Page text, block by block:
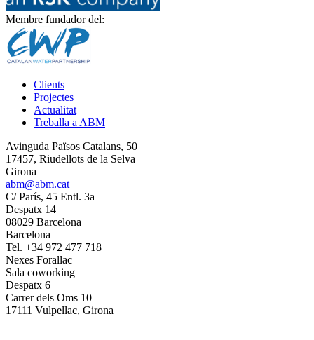
Membre fundador del:
Clients
Projectes
Actualitat
Treballa a ABM
Avinguda Països Catalans, 50
17457, Riudellots de la Selva
Girona
abm@abm.cat
C/ París, 45 Entl. 3a
Despatx 14
08029 Barcelona
Barcelona
Tel. +34 972 477 718
Nexes Forallac
Sala coworking
Despatx 6
Carrer dels Oms 10
17111 Vulpellac, Girona